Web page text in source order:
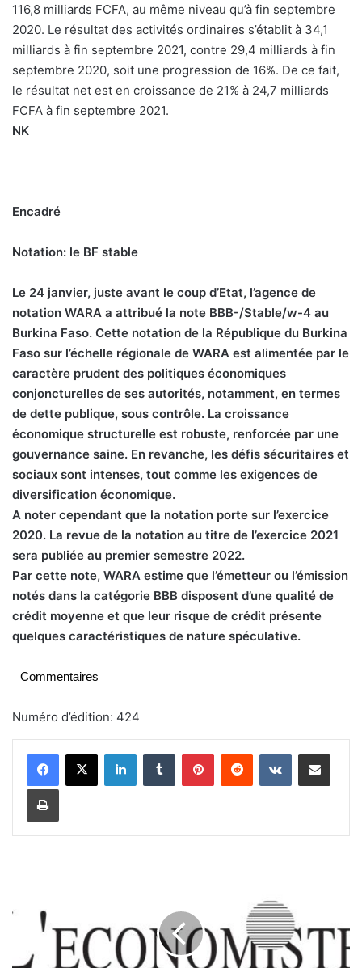
116,8 milliards FCFA, au même niveau qu’à fin septembre
2020. Le résultat des activités ordinaires s’établit à 34,1
milliards à fin septembre 2021, contre 29,4 milliards à fin
septembre 2020, soit une progression de 16%. De ce fait,
le résultat net est en croissance de 21% à 24,7 milliards
FCFA à fin septembre 2021.
NK
Encadré
Notation: le BF stable
Le 24 janvier, juste avant le coup d’Etat, l’agence de
notation WARA a attribué la note BBB-/Stable/w-4 au
Burkina Faso. Cette notation de la République du Burkina
Faso sur l’échelle régionale de WARA est alimentée par le
caractère prudent des politiques économiques
conjoncturelles de ses autorités, notamment, en termes
de dette publique, sous contrôle. La croissance
économique structurelle est robuste, renforcée par une
gouvernance saine. En revanche, les défis sécuritaires et
sociaux sont intenses, tout comme les exigences de
diversification économique.
A noter cependant que la notation porte sur l’exercice
2020. La revue de la notation au titre de l’exercice 2021
sera publiée au premier semestre 2022.
Par cette note, WARA estime que l’émetteur ou l’émission
notés dans la catégorie BBB disposent d’une qualité de
crédit moyenne et que leur risque de crédit présente
quelques caractéristiques de nature spéculative.
Commentaires
Numéro d’édition: 424